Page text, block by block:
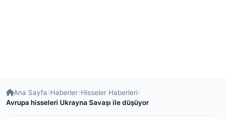
Ana Sayfa Haberler Hisseler Haberleri
Avrupa hisseleri Ukrayna Savaşı ile düşüyor